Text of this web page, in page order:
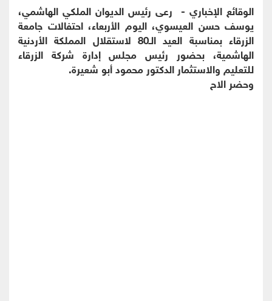
الوقائع الإخباري - رعى رئيس الديوان الملكي الهاشمي،
يوسف حسن العيسوي، اليوم الأربعاء، احتفالات جامعة
الزرقاء بمناسبة العيد الـ80 لاستقلال المملكة الأردنية
الهاشمية، بحضور رئيس مجلس إدارة شركة الزرقاء
للتعليم والاستثمار الدكتور محمود أبو شعيرة.
وحضر الاح